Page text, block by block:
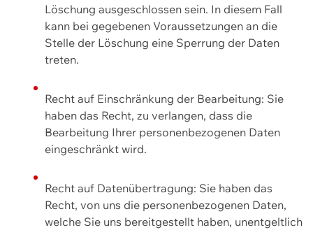
Löschung ausgeschlossen sein. In diesem Fall
kann bei gegebenen Voraussetzungen an die
Stelle der Löschung eine Sperrung der Daten
treten.
Recht auf Einschränkung der Bearbeitung: Sie
haben das Recht, zu verlangen, dass die
Bearbeitung Ihrer personenbezogenen Daten
eingeschränkt wird.
Recht auf Datenübertragung: Sie haben das
Recht, von uns die personenbezogenen Daten,
welche Sie uns bereitgestellt haben, unentgeltlich